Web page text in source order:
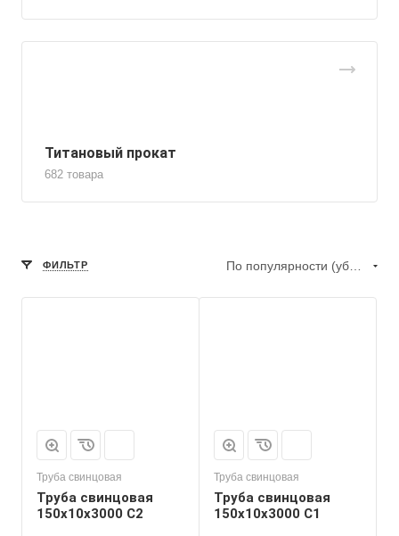
Титановый прокат
682 товара
ФИЛЬТР
Труба свинцовая
Труба свинцовая
150x10x3000 С2
Труба свинцовая
Труба свинцовая
150x10x3000 С1